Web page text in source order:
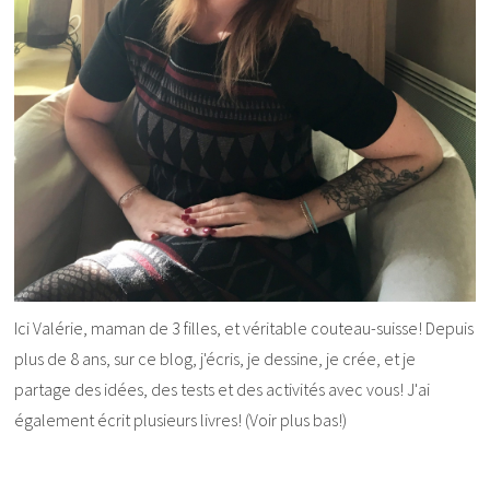
Ici Valérie, maman de 3 filles, et véritable couteau-suisse! Depuis
plus de 8 ans, sur ce blog, j'écris, je dessine, je crée, et je
partage des idées, des tests et des activités avec vous! J'ai
également écrit plusieurs livres! (Voir plus bas!)